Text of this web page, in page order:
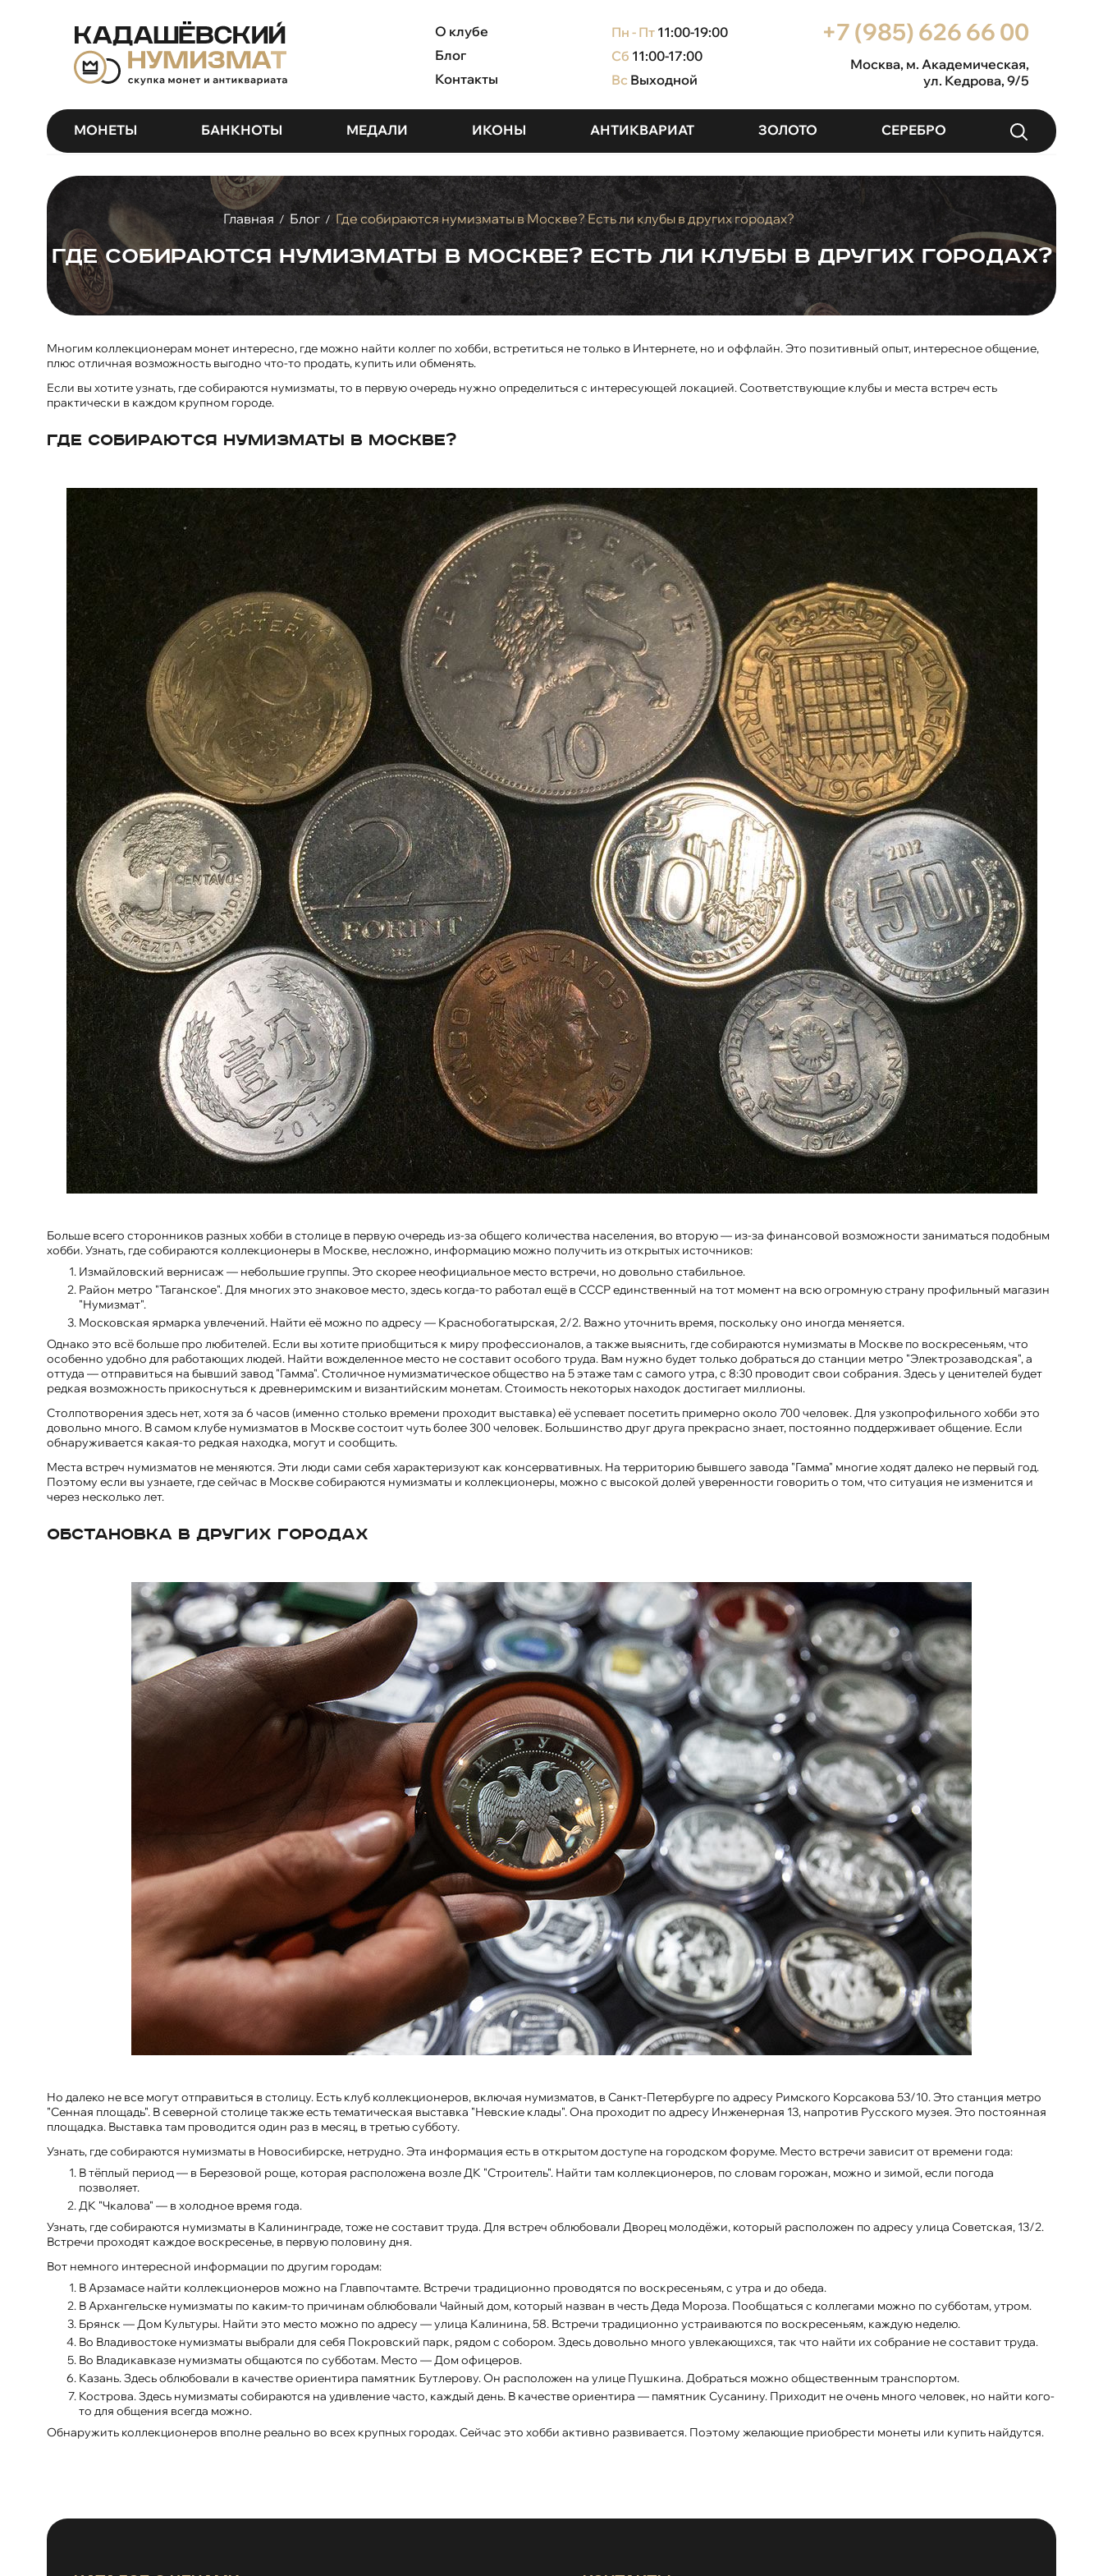
О клубе
Блог
Контакты
Пн - Пт 11:00-19:00
Сб 11:00-17:00
Вс Выходной
+7 (985) 626 66 00
Москва, м. Академическая,
ул. Кедрова, 9/5
МОНЕТЫ БАНКНОТЫ МЕДАЛИ ИКОНЫ АНТИКВАРИАТ ЗОЛОТО СЕРЕБРО
Главная / Блог / Где собираются нумизматы в Москве? Есть ли клубы в других городах?
Где собираются нумизматы в Москве? Есть ли клубы в других городах?
Многим коллекционерам монет интересно, где можно найти коллег по хобби, встретиться не только в Интернете, но и оффлайн. Это позитивный опыт, интересное общение,
плюс отличная возможность выгодно что-то продать, купить или обменять.
Если вы хотите узнать, где собираются нумизматы, то в первую очередь нужно определиться с интересующей локацией. Соответствующие клубы и места встреч есть
практически в каждом крупном городе.
Где собираются нумизматы в Москве?
Больше всего сторонников разных хобби в столице в первую очередь из-за общего количества населения, во вторую — из-за финансовой возможности заниматься подобным
хобби. Узнать, где собираются коллекционеры в Москве, несложно, информацию можно получить из открытых источников:
Измайловский вернисаж — небольшие группы. Это скорее неофициальное место встречи, но довольно стабильное.
Район метро "Таганское". Для многих это знаковое место, здесь когда-то работал ещё в СССР единственный на тот момент на всю огромную страну профильный магазин
"Нумизмат".
Московская ярмарка увлечений. Найти её можно по адресу — Краснобогатырская, 2/2. Важно уточнить время, поскольку оно иногда меняется.
Однако это всё больше про любителей. Если вы хотите приобщиться к миру профессионалов, а также выяснить, где собираются нумизматы в Москве по воскресеньям, что
особенно удобно для работающих людей. Найти вожделенное место не составит особого труда. Вам нужно будет только добраться до станции метро "Электрозаводская", а
оттуда — отправиться на бывший завод "Гамма". Столичное нумизматическое общество на 5 этаже там с самого утра, с 8:30 проводит свои собрания. Здесь у ценителей будет
редкая возможность прикоснуться к древнеримским и византийским монетам. Стоимость некоторых находок достигает миллионы.
Столпотворения здесь нет, хотя за 6 часов (именно столько времени проходит выставка) её успевает посетить примерно около 700 человек. Для узкопрофильного хобби это
довольно много. В самом клубе нумизматов в Москве состоит чуть более 300 человек. Большинство друг друга прекрасно знает, постоянно поддерживает общение. Если
обнаруживается какая-то редкая находка, могут и сообщить.
Места встреч нумизматов не меняются. Эти люди сами себя характеризуют как консервативных. На территорию бывшего завода "Гамма" многие ходят далеко не первый год.
Поэтому если вы узнаете, где сейчас в Москве собираются нумизматы и коллекционеры, можно с высокой долей уверенности говорить о том, что ситуация не изменится и
через несколько лет.
Обстановка в других городах
Но далеко не все могут отправиться в столицу. Есть клуб коллекционеров, включая нумизматов, в Санкт-Петербурге по адресу Римского Корсакова 53/10. Это станция метро
"Сенная площадь". В северной столице также есть тематическая выставка "Невские клады". Она проходит по адресу Инженерная 13, напротив Русского музея. Это постоянная
площадка. Выставка там проводится один раз в месяц, в третью субботу.
Узнать, где собираются нумизматы в Новосибирске, нетрудно. Эта информация есть в открытом доступе на городском форуме. Место встречи зависит от времени года:
В тёплый период — в Березовой роще, которая расположена возле ДК "Строитель". Найти там коллекционеров, по словам горожан, можно и зимой, если погода
позволяет.
ДК "Чкалова" — в холодное время года.
Узнать, где собираются нумизматы в Калининграде, тоже не составит труда. Для встреч облюбовали Дворец молодёжи, который расположен по адресу улица Советская, 13/2.
Встречи проходят каждое воскресенье, в первую половину дня.
Вот немного интересной информации по другим городам:
В Арзамасе найти коллекционеров можно на Главпочтамте. Встречи традиционно проводятся по воскресеньям, с утра и до обеда.
В Архангельске нумизматы по каким-то причинам облюбовали Чайный дом, который назван в честь Деда Мороза. Пообщаться с коллегами можно по субботам, утром.
Брянск — Дом Культуры. Найти это место можно по адресу — улица Калинина, 58. Встречи традиционно устраиваются по воскресеньям, каждую неделю.
Во Владивостоке нумизматы выбрали для себя Покровский парк, рядом с собором. Здесь довольно много увлекающихся, так что найти их собрание не составит труда.
Во Владикавказе нумизматы общаются по субботам. Место — Дом офицеров.
Казань. Здесь облюбовали в качестве ориентира памятник Бутлерову. Он расположен на улице Пушкина. Добраться можно общественным транспортом.
Кострова. Здесь нумизматы собираются на удивление часто, каждый день. В качестве ориентира — памятник Сусанину. Приходит не очень много человек, но найти кого-
то для общения всегда можно.
Обнаружить коллекционеров вполне реально во всех крупных городах. Сейчас это хобби активно развивается. Поэтому желающие приобрести монеты или купить найдутся.